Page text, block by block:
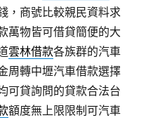
，商號比較親民資料求
萬物皆可借貸簡便的大
雲林借款各族群的汽車
周轉中壢汽車借款選擇
可貸詢問的貸款合法台
額度無上限限制可汽車